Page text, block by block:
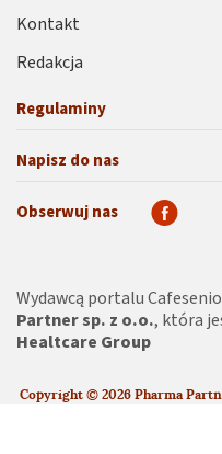
Regulaminy
Napisz do nas
Kontakt
Redakcja
Obserwuj nas
Wydawcą portalu
Partner sp. z o.o., która
Healtcare Group
Copyright © 2026 Pharma